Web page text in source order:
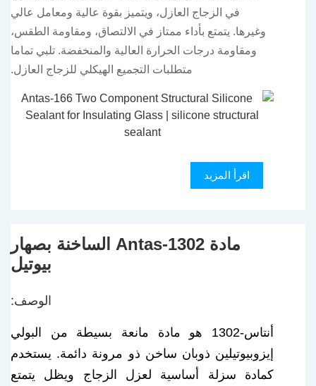
في الزجاج العازل، ويتميز بقوة عالية ومعامل عالي
وغيرها. يتمتع بأداء ممتاز في الالتصاق، ومقاومة الطقس،
ومقاومة درجات الحرارة العالية والمنخفضة. تلبي تماما
متطلبات التجميع الهيكلي للزجاج العازل.
اقرأ المزيد
مادة Antas-1302 الساخنة بصهار
بيوتيل
الوصف:
أنتاس-1302 هو مادة مانعة بسيطة من البولي
إيزوبيوتيلين ذوبان ساخن ذو مرونة دائمة. يستخدم
كمادة سزلة أساسية لعزل الزجاج ويظل يتمتع